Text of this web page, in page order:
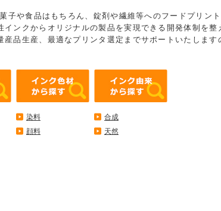
子や食品はもちろん、錠剤や繊維等へのフードプリント
ンクからオリジナルの製品を実現できる開発体制を整
品生産、最適なプリンタ選定までサポートいたします
染料
顔料
合成
天然